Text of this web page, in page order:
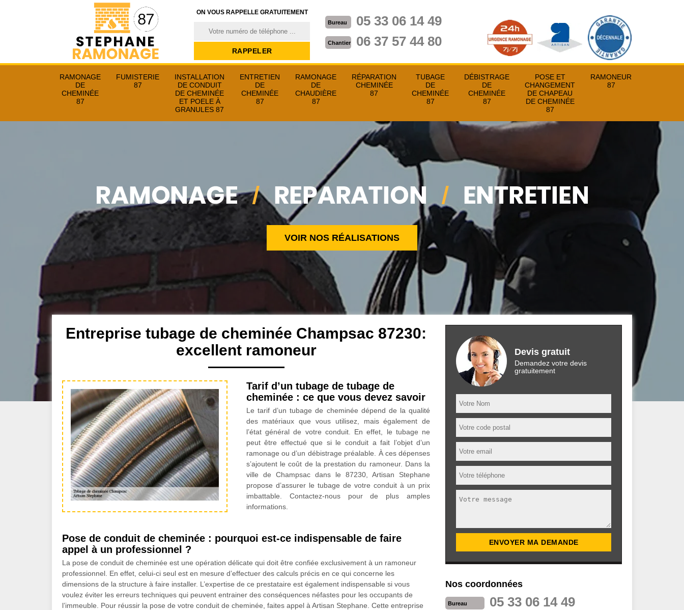
ON VOUS RAPPELLE GRATUITEMENT
Bureau 05 33 06 14 49
Chantier 06 37 57 44 80
RAMONAGE
DE
CHEMINÉE
87
FUMISTERIE
87
INSTALLATION
DE CONDUIT
DE CHEMINÉE
ET POELE À
GRANULES 87
ENTRETIEN
DE
CHEMINÉE
87
RAMONAGE
DE
CHAUDIÈRE
87
RÉPARATION
CHEMINÉE
87
TUBAGE
DE
CHEMINÉE
87
DÉBISTRAGE
DE
CHEMINÉE
87
POSE ET
CHANGEMENT
DE CHAPEAU
DE CHEMINÉE
87
RAMONEUR
87
VOIR NOS RÉALISATIONS
Entreprise tubage de cheminée Champsac 87230:
excellent ramoneur
Tarif d’un tubage de tubage de
cheminée : ce que vous devez savoir
Le tarif d’un tubage de cheminée dépend de la qualité
des matériaux que vous utilisez, mais également de
l’état général de votre conduit. En effet, le tubage ne
peut être effectué que si le conduit a fait l’objet d’un
ramonage ou d’un débistrage préalable. À ces dépenses
s’ajoutent le coût de la prestation du ramoneur. Dans la
ville de Champsac dans le 87230, Artisan Stephane
propose d’assurer le tubage de votre conduit à un prix
imbattable. Contactez-nous pour de plus amples
informations.
Pose de conduit de cheminée : pourquoi est-ce indispensable de faire
appel à un professionnel ?
La pose de conduit de cheminée est une opération délicate qui doit être confiée exclusivement à un ramoneur
professionnel. En effet, celui-ci seul est en mesure d’effectuer des calculs précis en ce qui concerne les
dimensions de la structure à faire installer. L’expertise de ce prestataire est également indispensable si vous
voulez éviter les erreurs techniques qui peuvent entrainer des conséquences néfastes pour les occupants de
l’immeuble. Pour réussir la pose de votre conduit de cheminée, faites appel à Artisan Stephane. Cette entreprise
Devis gratuit
Demandez votre devis
gratuitement
Nos coordonnées
Bureau 05 33 06 14 49